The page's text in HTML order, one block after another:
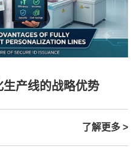
产线的战略优势
了解更多 >